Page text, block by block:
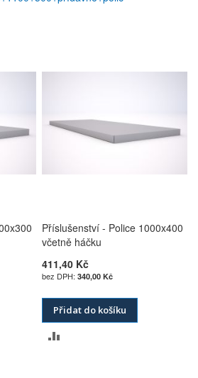
Příslušenství - Police 1000x400
včetně háčku
411,40 Kč
340,00 Kč
Přidat do košíku